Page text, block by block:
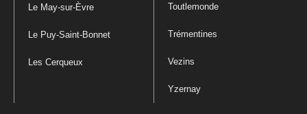
Le May-sur-Èvre
Le Puy-Saint-Bonnet
Les Cerqueux
Toutlemonde
Trémentines
Vezins
Yzernay